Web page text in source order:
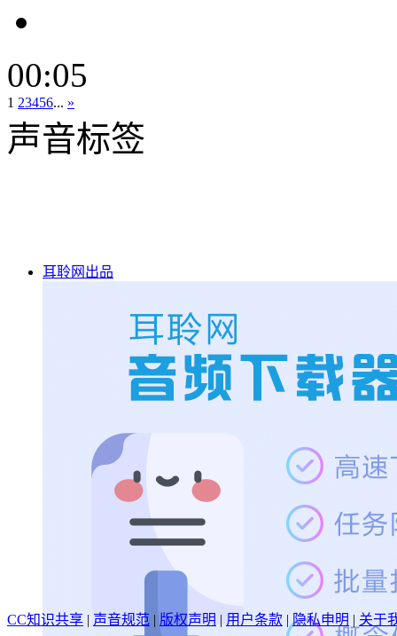
00:05
1 23456... »
声音标签
耳聆网出品
CC知识共享 | 声音规范 | 版权声明 | 用户条款 |隐私申明 | 关于